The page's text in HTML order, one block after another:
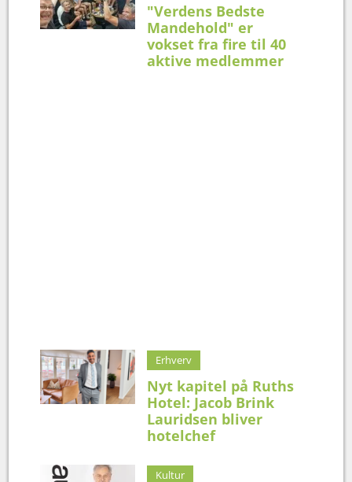
"Verdens Bedste
Mandehold" er
vokset fra fire til 40
aktive medlemmer
Erhverv
Nyt kapitel på Ruths
Hotel: Jacob Brink
Lauridsen bliver
hotelchef
Kultur